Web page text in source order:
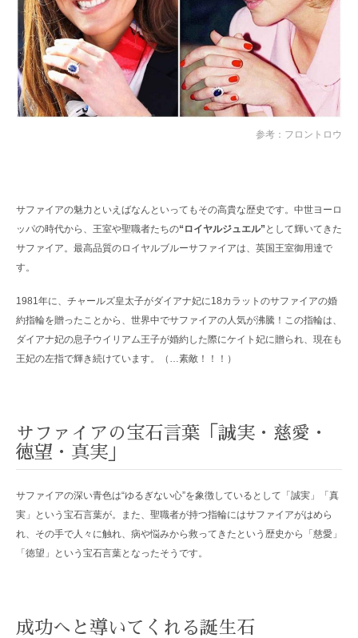
参考：フロントロウ
サファイアの魅力といえばなんといってもその高貴な歴史です。中世ヨーロ
ッパの時代から、王室や聖職者たちの“ロイヤルジュエル” として輝いてきた
サファイア。最高品質のロイヤルブルーサファイアは、英国王室御用達で
す。
1981年に、チャールズ皇太子がダイアナ妃に18カラットのサファイアの婚
約指輪を贈ったことから、世界中でサファイアの人気が沸騰！この指輪は、
ダイアナ妃の息子ウイリアム王子が婚約した際にケイト妃に贈られ、現在も
王妃の左指で輝き続けています。（…素敵！！！）
サファイアの宝石言葉「誠実・慈愛・
徳望・真実」
サファイアの深い青色は“ゆるぎない心”を象徴しているとして「誠実」「真
実」という宝石言葉が。また、聖職者が持つ指輪にはサファイアがはめら
れ、その手で人々に触れ、病や悩みから救ってきたという歴史から「慈愛」
「徳望」という宝石言葉となったそうです。
成功へと導いてくれる誕生石